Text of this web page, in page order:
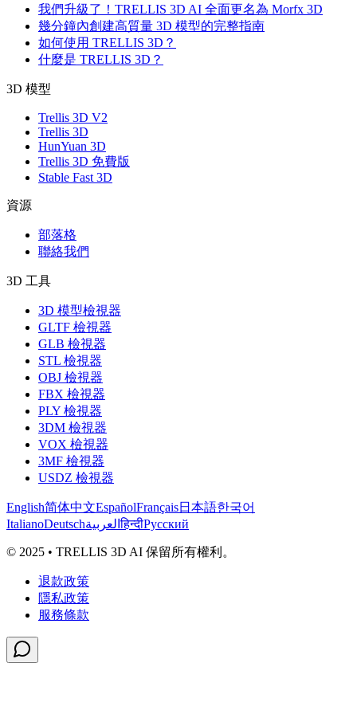
我們升級了！TRELLIS 3D AI 全面更名為 Morfx 3D
幾分鐘內創建高質量 3D 模型的完整指南
如何使用 TRELLIS 3D？
什麼是 TRELLIS 3D？
3D 模型
Trellis 3D V2
Trellis 3D
HunYuan 3D
Trellis 3D 免費版
Stable Fast 3D
資源
部落格
聯絡我們
3D 工具
3D 模型檢視器
GLTF 檢視器
GLB 檢視器
STL 檢視器
OBJ 檢視器
FBX 檢視器
PLY 檢視器
3DM 檢視器
VOX 檢視器
3MF 檢視器
USDZ 檢視器
English简体中文EspañolFrançais日本語한국어
ItalianoDeutschالعربيةहिन्दीРусский
© 2025 • TRELLIS 3D AI 保留所有權利。
退款政策
隱私政策
服務條款